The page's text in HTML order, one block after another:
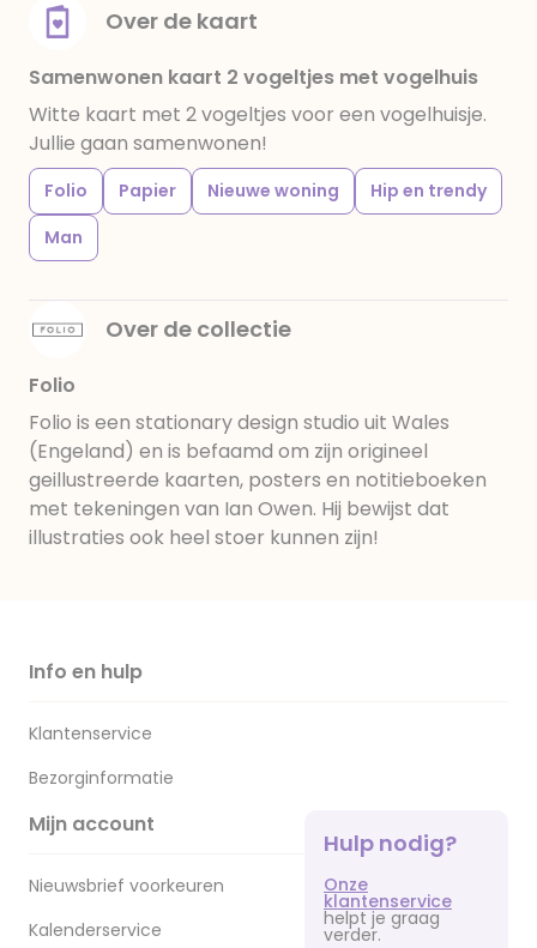
Over de kaart
Samenwonen kaart 2 vogeltjes met vogelhuis
Witte kaart met 2 vogeltjes voor een vogelhuisje.
Jullie gaan samenwonen!
Folio Papier Nieuwe woning
Hip en trendy
Man
Over de collectie
Folio
Folio is een stationary design studio uit Wales
(Engeland) en is befaamd om zijn origineel
geillustreerde kaarten, posters en notitieboeken
met tekeningen van Ian Owen. Hij bewijst dat
illustraties ook heel stoer kunnen zijn!
Info en hulp
Klantenservice
Bezorginformatie
Mijn account
Nieuwsbrief voorkeuren
Kalenderservice
Hulp nodig?
Onze
klantenservice
helpt je graag
verder.